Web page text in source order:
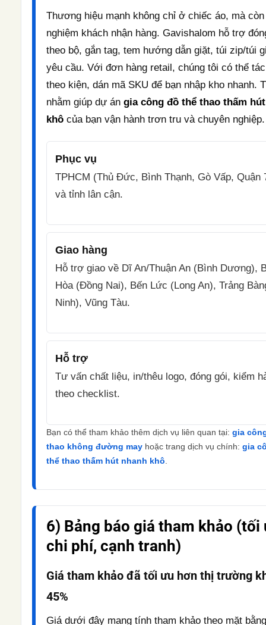
Thương hiệu mạnh không chỉ ở chiếc áo, mà
nghiệm khách nhận hàng. Gavishalom hỗ trợ
theo bộ, gắn tag, tem hướng dẫn giặt, túi zip/túi
yêu cầu. Với đơn hàng retail, chúng tôi có thể
theo kiện, dán mã SKU để bạn nhập kho nhanh.
nhằm giúp dự án gia công đồ thể thao thấm
khô của bạn vận hành trơn tru và chuyên nghiệp.
Phục vụ
TPHCM (Thủ Đức, Bình Thạnh, Gò Vấp,
và tỉnh lân cận.
Giao hàng
Hỗ trợ giao về Dĩ An/Thuận An (Bình Dương),
Hòa (Đồng Nai), Bến Lức (Long An), Trảng
Ninh), Vũng Tàu.
Hỗ trợ
Tư vấn chất liệu, in/thêu logo, đóng gói, kiểm
theo checklist.
Bạn có thể tham khảo thêm dịch vụ liên quan tại: gia
thao không đường may hoặc trang dịch vụ chính: gia
thể thao thấm hút nhanh khô
6) Bảng báo giá tham khảo (tối
chi phí, cạnh tranh)
Giá tham khảo đã tối ưu hơn thị trường
45%
Giá dưới đây mang tính tham khảo theo mặt